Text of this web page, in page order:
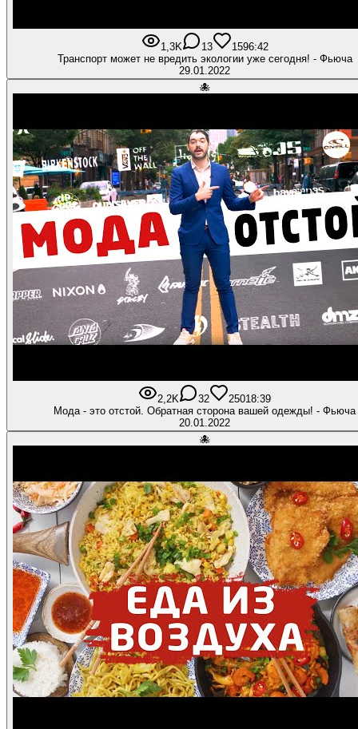
1,3K 13 1596:42
Транспорт может не вредить экологии уже сегодня! - Фьюча
29.01.2022
🐙
2,2K 32 25018:39
Мода - это отстой. Обратная сторона вашей одежды! - Фьюча
20.01.2022
🐙